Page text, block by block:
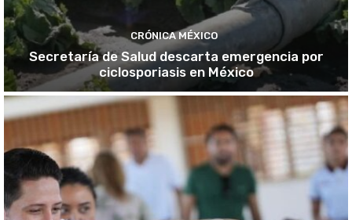
CRÓNICA MÉXICO
Secretaría de Salud descarta emergencia por
ciclosporiasis en México